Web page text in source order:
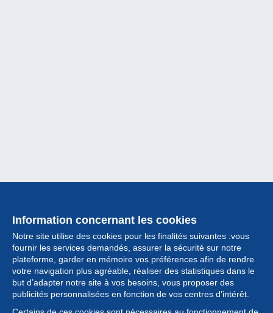
Information concernant les cookies
Notre site utilise des cookies pour les finalités suivantes :vous
fournir les services demandés, assurer la sécurité sur notre
plateforme, garder en mémoire vos préférences afin de rendre
votre navigation plus agréable, réaliser des statistiques dans le
but d’adapter notre site à vos besoins, vous proposer des
publicités personnalisées en fonction de vos centres d’intérêt.
Collection